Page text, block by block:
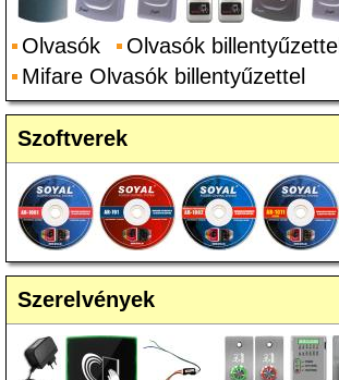
Olvasók Olvasók billentyűzettel
Mifare Olvasók billentyűzettel
Szoftverek
Szerelvények